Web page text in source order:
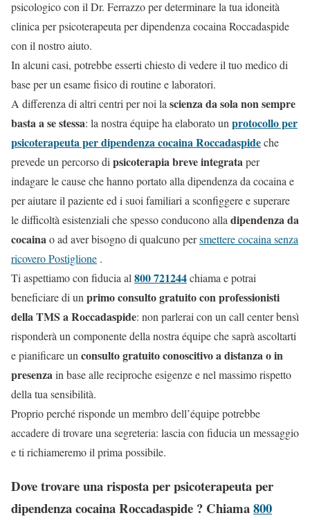
psicologico con il Dr. Ferrazzo per determinare la tua idoneità
clinica per psicoterapeuta per dipendenza cocaina Roccadaspide
con il nostro aiuto.
In alcuni casi, potrebbe esserti chiesto di vedere il tuo medico di
base per un esame fisico di routine e laboratori.
A differenza di altri centri per noi lascienza da sola non sempre
basta a se stessa: la nostra équipe ha elaborato unprotocollo per
psicoterapeuta per dipendenza cocaina Roccadaspideche
prevede un percorso dipsicoterapia breve integrataper
indagare le cause che hanno portato alla dipendenza da cocaina e
per aiutare il paziente ed i suoi familiari a sconfiggere e superare
le difficoltà esistenziali che spesso conducono alladipendenza da
cocainao ad aver bisogno di qualcuno persmettere cocaina senza
ricovero Postiglione .
Ti aspettiamo con fiducia al800 721244chiama e potrai
beneficiare di unprimo consulto gratuito con professionisti
della TMS a Roccadaspide: non parlerai con un call center bensì
risponderà un componente della nostra équipe che saprà ascoltarti
e pianificare unconsulto gratuito conoscitivo a distanza o in
presenzain base alle reciproche esigenze e nel massimo rispetto
della tua sensibilità.
Proprio perché risponde un membro dell’équipe potrebbe
accadere di trovare una segreteria: lascia con fiducia un messaggio
e ti richiameremo il prima possibile.
Dove trovare una risposta per psicoterapeuta per
dipendenza cocaina Roccadaspide ? Chiama800